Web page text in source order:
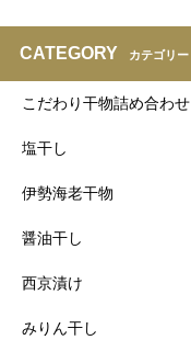
CATEGORY カテゴリー
こだわり干物詰め合わせ
塩干し
伊勢海老干物
醤油干し
西京漬け
みりん干し